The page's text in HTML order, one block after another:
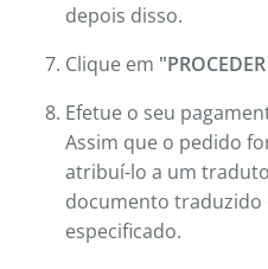
depois disso.
Clique em
Efetue o seu
Assim que o pedido
atribuí-lo a um
documento
especificado.